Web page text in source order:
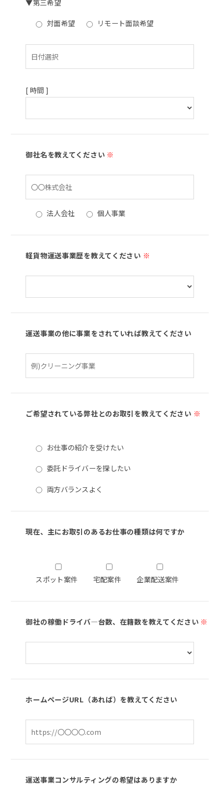
▼第三希望
対面希望 リモート面談希望
[ 時間 ]
御社名を教えてください ※
法人会社 個人事業
軽貨物運送事業歴を教えてください ※
運送事業の他に事業をされていれば教えてください
ご希望されている弊社とのお取引を教えてください ※
お仕事の紹介を受けたい
委託ドライバーを探したい
両方バランスよく
現在、主にお取引のあるお仕事の種類は何ですか
スポット案件 宅配案件 企業配送案件
御社の稼働ドライバ―台数、在籍数を教えてください ※
ホームページURL（あれば）を教えてください
運送事業コンサルティングの希望はありますか